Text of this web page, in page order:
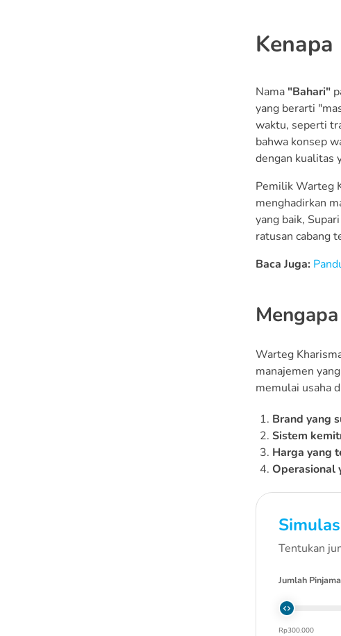
Nama "Bahari"
yang berarti
waktu, seperti
bahwa konsep
dengan kualitas
Pemilik Warteg
menghadirkan
yang baik,
ratusan cabang
Baca Juga:
Warteg
manajemen
memulai usaha
Brand yang
Sistem
Harga yang
Operasional
Tentukan
Jumlah
Rp300.000